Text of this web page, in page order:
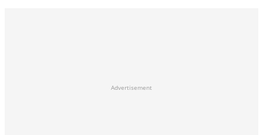
Advertisement